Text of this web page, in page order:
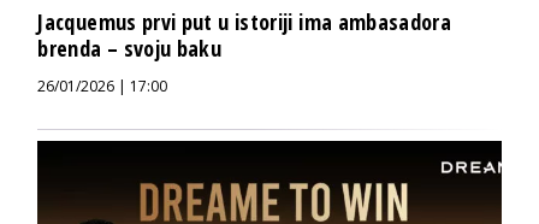
Jacquemus prvi put u istoriji ima ambasadora
brenda – svoju baku
26/01/2026 | 17:00